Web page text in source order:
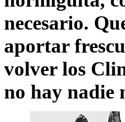
necesario.
aportar
volver los
no hay nadie